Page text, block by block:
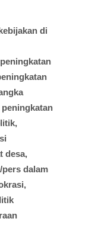
di
peningkatan
peningkatan
,
desa,
pers dalam
,